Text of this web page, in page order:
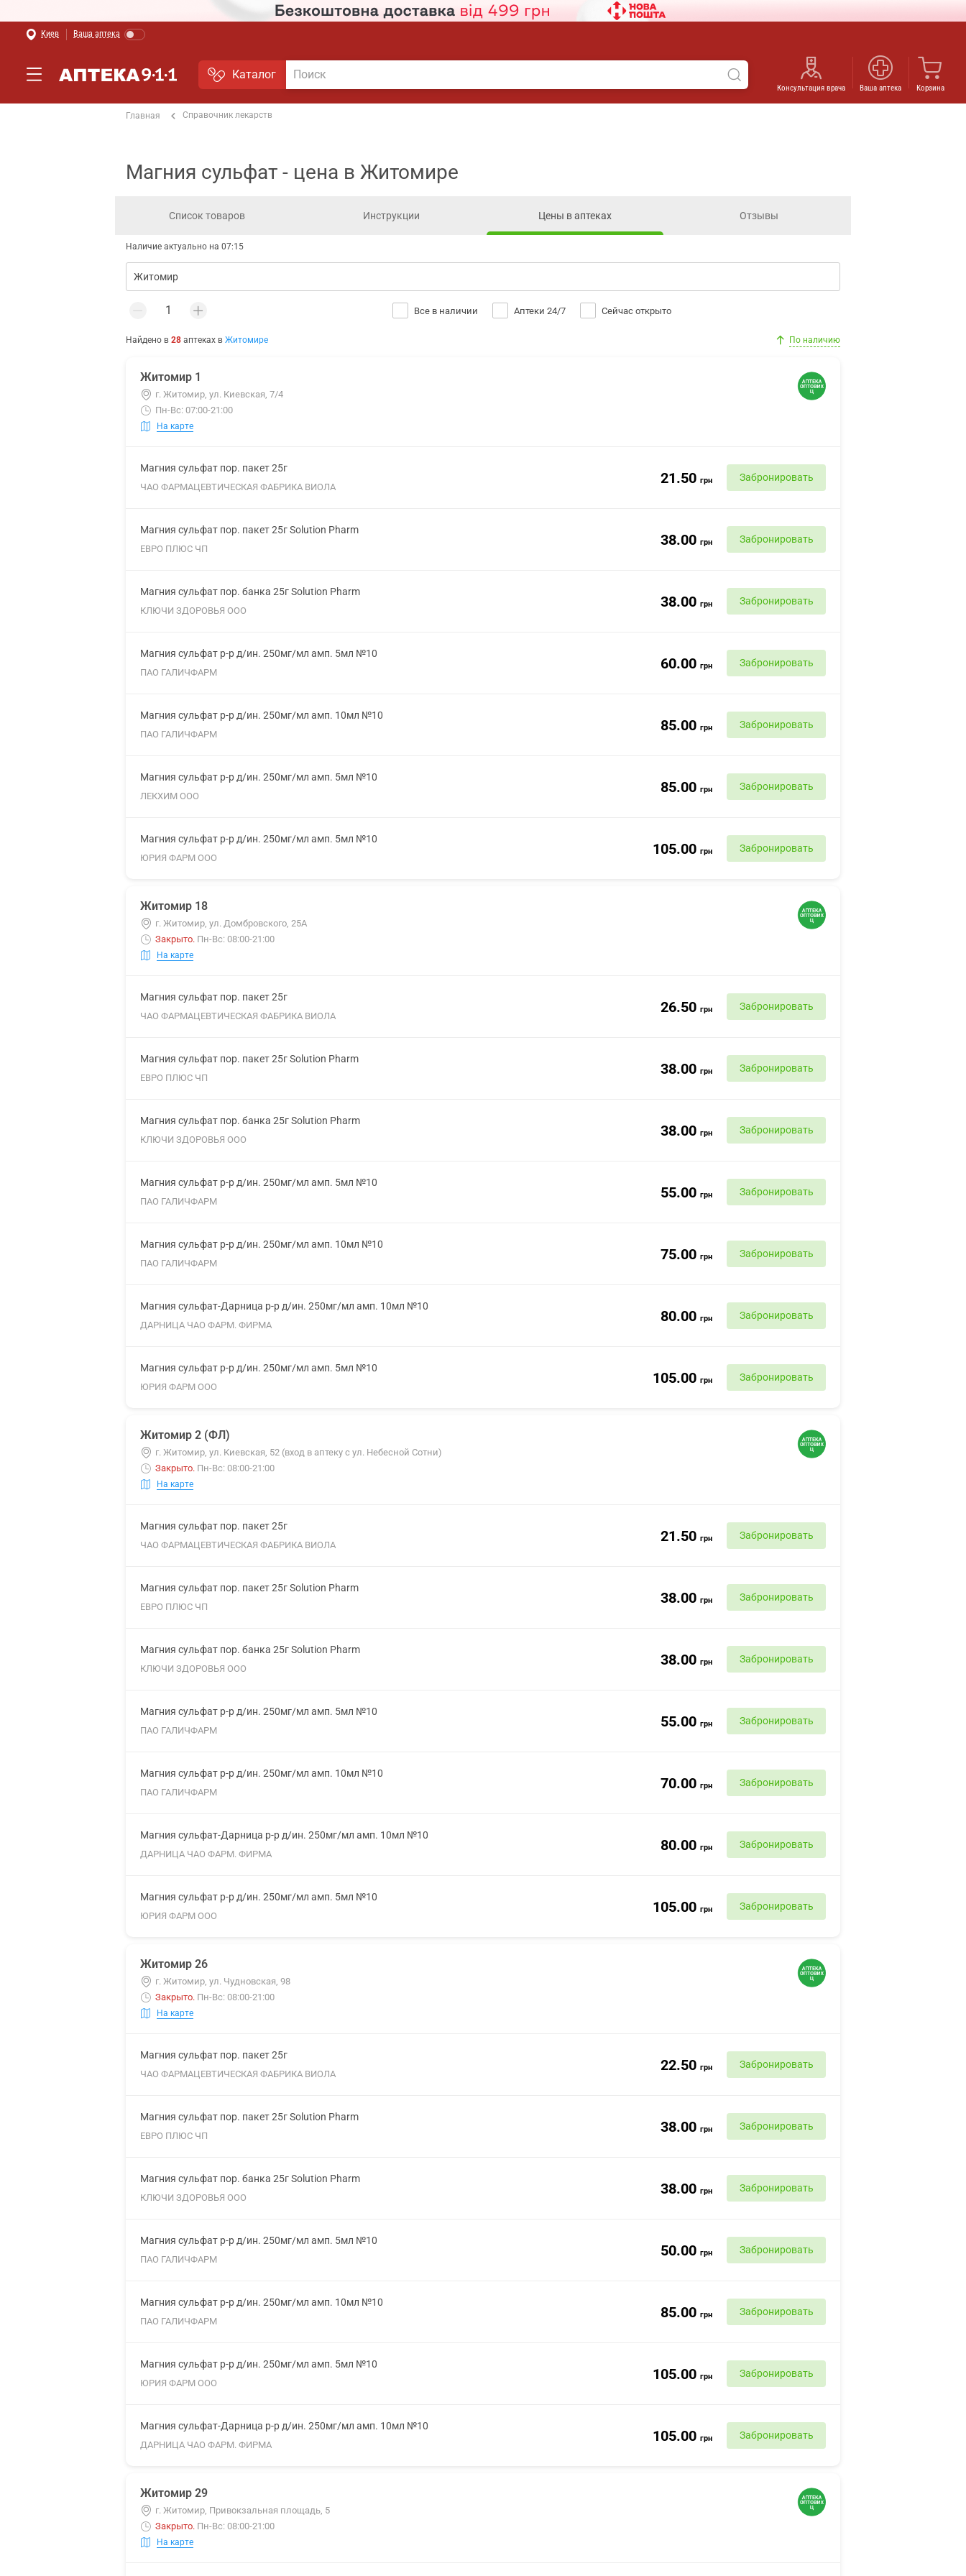
Киев Ваша аптека
Каталог
Консультация врача Ваша аптека Корзина
Главная Справочник лекарств
Магния сульфат - цена в Житомире
Список товаров Инструкции Цены в аптеках Отзывы
Наличие актуально на 07:15
Все в наличии Аптеки 24/7 Сейчас открыто
Найдено в 28 аптеках в Житомире По наличию
Житомир 1
г. Житомир, ул. Киевская, 7/4
Пн-Вс: 07:00-21:00
На карте
Магния сульфат пор. пакет 25г
ЧАО ФАРМАЦЕВТИЧЕСКАЯ ФАБРИКА ВИОЛА
21.50 грн Забронировать
Магния сульфат пор. пакет 25г Solution Pharm
ЕВРО ПЛЮС ЧП
38.00 грн Забронировать
Магния сульфат пор. банка 25г Solution Pharm
КЛЮЧИ ЗДОРОВЬЯ ООО
38.00 грн Забронировать
Магния сульфат р-р д/ин. 250мг/мл амп. 5мл №10
ПАО ГАЛИЧФАРМ
60.00 грн Забронировать
Магния сульфат р-р д/ин. 250мг/мл амп. 10мл №10
ПАО ГАЛИЧФАРМ
85.00 грн Забронировать
Магния сульфат р-р д/ин. 250мг/мл амп. 5мл №10
ЛЕКХИМ ООО
85.00 грн Забронировать
Магния сульфат р-р д/ин. 250мг/мл амп. 5мл №10
ЮРИЯ ФАРМ ООО
105.00 грн Забронировать
Житомир 18
г. Житомир, ул. Домбровского, 25А
Закрыто. Пн-Вс: 08:00-21:00
На карте
Магния сульфат пор. пакет 25г
ЧАО ФАРМАЦЕВТИЧЕСКАЯ ФАБРИКА ВИОЛА
26.50 грн Забронировать
Магния сульфат пор. пакет 25г Solution Pharm
ЕВРО ПЛЮС ЧП
38.00 грн Забронировать
Магния сульфат пор. банка 25г Solution Pharm
КЛЮЧИ ЗДОРОВЬЯ ООО
38.00 грн Забронировать
Магния сульфат р-р д/ин. 250мг/мл амп. 5мл №10
ПАО ГАЛИЧФАРМ
55.00 грн Забронировать
Магния сульфат р-р д/ин. 250мг/мл амп. 10мл №10
ПАО ГАЛИЧФАРМ
75.00 грн Забронировать
Магния сульфат-Дарница р-р д/ин. 250мг/мл амп. 10мл №10
ДАРНИЦА ЧАО ФАРМ. ФИРМА
80.00 грн Забронировать
Магния сульфат р-р д/ин. 250мг/мл амп. 5мл №10
ЮРИЯ ФАРМ ООО
105.00 грн Забронировать
Житомир 2 (ФЛ)
г. Житомир, ул. Киевская, 52 (вход в аптеку с ул. Небесной Сотни)
Закрыто. Пн-Вс: 08:00-21:00
На карте
Магния сульфат пор. пакет 25г
ЧАО ФАРМАЦЕВТИЧЕСКАЯ ФАБРИКА ВИОЛА
21.50 грн Забронировать
Магния сульфат пор. пакет 25г Solution Pharm
ЕВРО ПЛЮС ЧП
38.00 грн Забронировать
Магния сульфат пор. банка 25г Solution Pharm
КЛЮЧИ ЗДОРОВЬЯ ООО
38.00 грн Забронировать
Магния сульфат р-р д/ин. 250мг/мл амп. 5мл №10
ПАО ГАЛИЧФАРМ
55.00 грн Забронировать
Магния сульфат р-р д/ин. 250мг/мл амп. 10мл №10
ПАО ГАЛИЧФАРМ
70.00 грн Забронировать
Магния сульфат-Дарница р-р д/ин. 250мг/мл амп. 10мл №10
ДАРНИЦА ЧАО ФАРМ. ФИРМА
80.00 грн Забронировать
Магния сульфат р-р д/ин. 250мг/мл амп. 5мл №10
ЮРИЯ ФАРМ ООО
105.00 грн Забронировать
Житомир 26
г. Житомир, ул. Чудновская, 98
Закрыто. Пн-Вс: 08:00-21:00
На карте
Магния сульфат пор. пакет 25г
ЧАО ФАРМАЦЕВТИЧЕСКАЯ ФАБРИКА ВИОЛА
22.50 грн Забронировать
Магния сульфат пор. пакет 25г Solution Pharm
ЕВРО ПЛЮС ЧП
38.00 грн Забронировать
Магния сульфат пор. банка 25г Solution Pharm
КЛЮЧИ ЗДОРОВЬЯ ООО
38.00 грн Забронировать
Магния сульфат р-р д/ин. 250мг/мл амп. 5мл №10
ПАО ГАЛИЧФАРМ
50.00 грн Забронировать
Магния сульфат р-р д/ин. 250мг/мл амп. 10мл №10
ПАО ГАЛИЧФАРМ
85.00 грн Забронировать
Магния сульфат р-р д/ин. 250мг/мл амп. 5мл №10
ЮРИЯ ФАРМ ООО
105.00 грн Забронировать
Магния сульфат-Дарница р-р д/ин. 250мг/мл амп. 10мл №10
ДАРНИЦА ЧАО ФАРМ. ФИРМА
105.00 грн Забронировать
Житомир 29
г. Житомир, Привокзальная площадь, 5
Закрыто. Пн-Вс: 08:00-21:00
На карте